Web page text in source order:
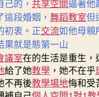
己的， 共享空間逼著他
這段婚姻， 舞蹈教室但
初衷。正交流如他母親
果就是態第一山
議室在的生活是重生，
給了她教學 ，她不在乎
不再後教學場地悔和受